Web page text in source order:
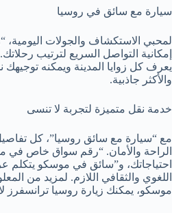
سيارة مع سائق في روسيا
لمحبي الاستكشاف والجولات
إمكانية التواصل السريع لترتيب
يعرف كل زوايا المدينة ويمكنه توجيهك
والأكثر جاذبية.
خدمة نقل متميزة لتجربة لا تنسى
مع “سيارة مع سائق روسيا”، كل
الراحة والأمان. “رقم سواق خاص في
احتياجاتك، و”سائق في موسكو يتكلم
اللغوي والثقافي اللازم. لمزيد من
موسكو، يمكنك زيارة روسيا ترانسفرز